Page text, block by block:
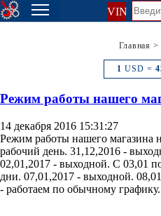
VIN
Главная >
1 USD =
Режим работы нашего
14 декабря 2016 15:31:27
Режим работы нашего магазина
рабочий день. 31,12,2016 -
02,01,2017 - выходной. С 03,01
дни. 07,01,2017 - выходной.
- работаем по обычному графику.